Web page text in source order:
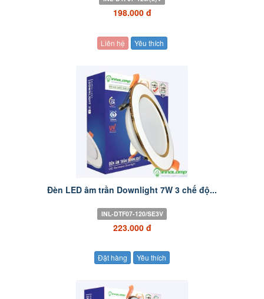
198.000 đ
Liên hệ Yêu thích
Đèn LED âm trần Downlight 7W 3 chế độ...
INL-DTF07-120/SE3V
223.000 đ
Đặt hàng Yêu thích